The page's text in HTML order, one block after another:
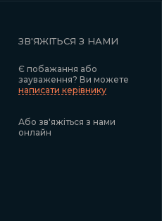
ЗВ'ЯЖІТЬСЯ З НАМИ
Є побажання або
зауваження? Ви можете
написати керівнику
Або зв'яжіться з нами
онлайн